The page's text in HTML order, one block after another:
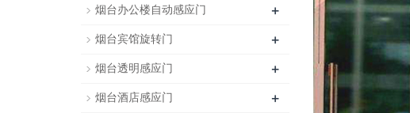
烟台办公楼自动感应门 +
烟台宾馆旋转门 +
烟台透明感应门 +
烟台酒店感应门 +